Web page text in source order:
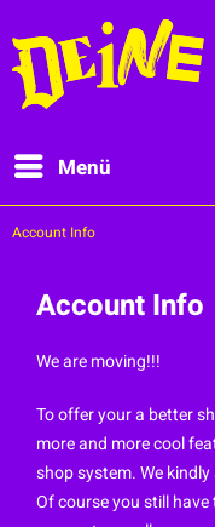
Menü
Account Info
Account Info
We are moving!!!
To offer your a better
more and more cool
shop system. We
Of course you still